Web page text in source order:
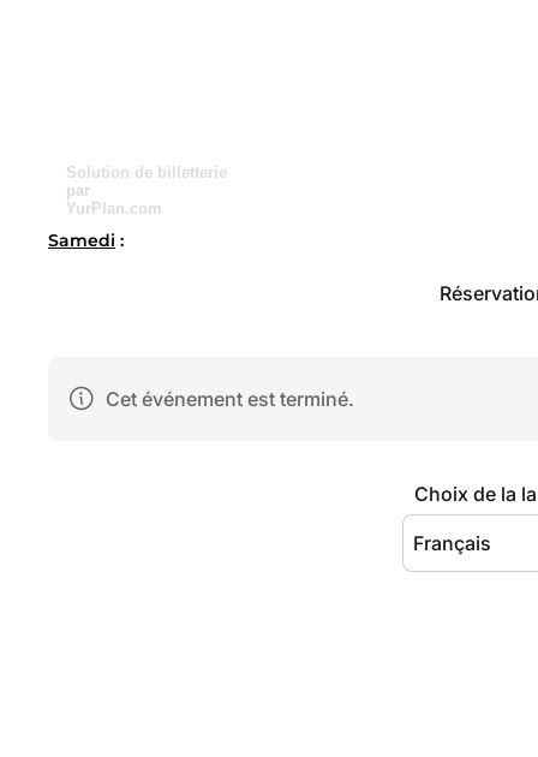
Solution de billetterie
par
YurPlan.com
Samedi :